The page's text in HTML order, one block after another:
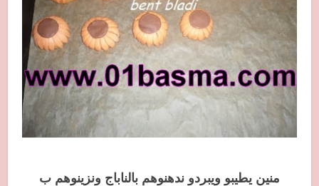
منين يطيبو ويبردو ندهنوهم بالناباج ونزينوهم ب